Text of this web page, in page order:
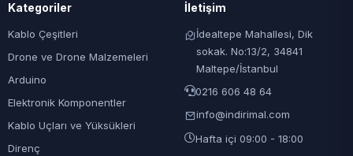
Kategoriler
Kablo Çeşitleri
Drone ve Drone Malzemeleri
Arduino
Elektronik Komponentler
Kablo Uçları ve Yüksükleri
Direnç
İletişim
İdealtepe Mahallesi, Dik
sokak. No:13/2, 34841
Maltepe/İstanbul
0216 606 48 64
info@indirimal.com
Hafta içi 09:00 - 18:00